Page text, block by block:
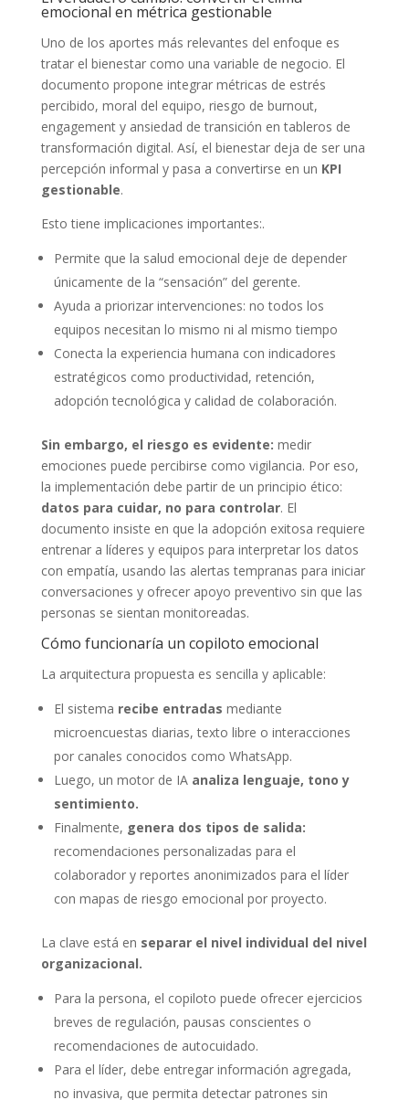
emocional en métrica gestionable
Uno de los aportes más relevantes del enfoque es
tratar el bienestar como una variable de negocio. El
documento propone integrar métricas de estrés
percibido, moral del equipo, riesgo de burnout,
engagement y ansiedad de transición en tableros de
transformación digital. Así, el bienestar deja de ser una
percepción informal y pasa a convertirse en un KPI
gestionable.
Esto tiene implicaciones importantes:.
Permite que la salud emocional deje de depender
únicamente de la “sensación” del gerente.
Ayuda a priorizar intervenciones: no todos los
equipos necesitan lo mismo ni al mismo tiempo
Conecta la experiencia humana con indicadores
estratégicos como productividad, retención,
adopción tecnológica y calidad de colaboración.
Sin embargo, el riesgo es evidente: medir
emociones puede percibirse como vigilancia. Por eso,
la implementación debe partir de un principio ético:
datos para cuidar, no para controlar. El
documento insiste en que la adopción exitosa requiere
entrenar a líderes y equipos para interpretar los datos
con empatía, usando las alertas tempranas para iniciar
conversaciones y ofrecer apoyo preventivo sin que las
personas se sientan monitoreadas.
Cómo funcionaría un copiloto emocional
La arquitectura propuesta es sencilla y aplicable:
El sistema recibe entradas mediante
microencuestas diarias, texto libre o interacciones
por canales conocidos como WhatsApp.
Luego, un motor de IA analiza lenguaje, tono y
sentimiento.
Finalmente, genera dos tipos de salida:
recomendaciones personalizadas para el
colaborador y reportes anonimizados para el líder
con mapas de riesgo emocional por proyecto.
La clave está en separar el nivel individual del nivel
organizacional.
Para la persona, el copiloto puede ofrecer ejercicios
breves de regulación, pausas conscientes o
recomendaciones de autocuidado.
Para el líder, debe entregar información agregada,
no invasiva, que permita detectar patrones sin